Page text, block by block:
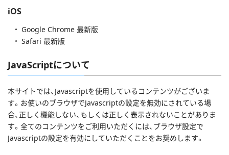
iOS
Google Chrome 最新版
Safari 最新版
JavaScriptについて
本サイトでは、Javascriptを使用しているコンテンツがございま
す。お使いのブラウザでJavascriptの設定を無効にされている場
合、正しく機能しない、もしくは正しく表示されないことがありま
す。全てのコンテンツをご利用いただくには、ブラウザ設定で
Javascriptの設定を有効にしていただくことをお奨めします。